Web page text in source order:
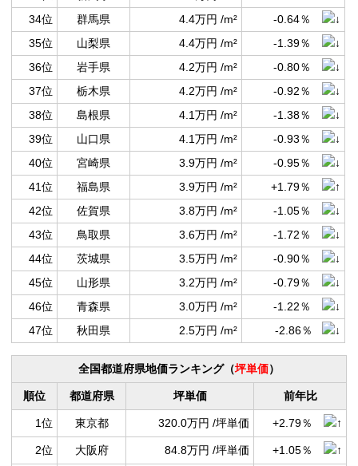
34位
群馬県 4.4万円 /m²
-0.64％
35位
山梨県 4.4万円 /m²
-1.39％
36位
岩手県 4.2万円 /m²
-0.80％
37位
栃木県 4.2万円 /m²
-0.92％
38位
島根県 4.1万円 /m²
-1.38％
39位
山口県 4.1万円 /m²
-0.93％
40位
宮崎県 3.9万円 /m²
-0.95％
41位
福島県 3.9万円 /m²
+1.79％
42位
佐賀県 3.8万円 /m²
-1.05％
43位
鳥取県 3.6万円 /m²
-1.72％
44位
茨城県 3.5万円 /m²
-0.90％
45位
山形県 3.2万円 /m²
-0.79％
46位
青森県 3.0万円 /m²
-1.22％
47位
秋田県 2.5万円 /m² -2.86％
全国都道府県地価ランキング（坪単価）
順位 都道府県 坪単価 前年比
1位 東京都 320.0万円 /坪単価 +2.79％
2位 大阪府 84.8万円 /坪単価 +1.05％